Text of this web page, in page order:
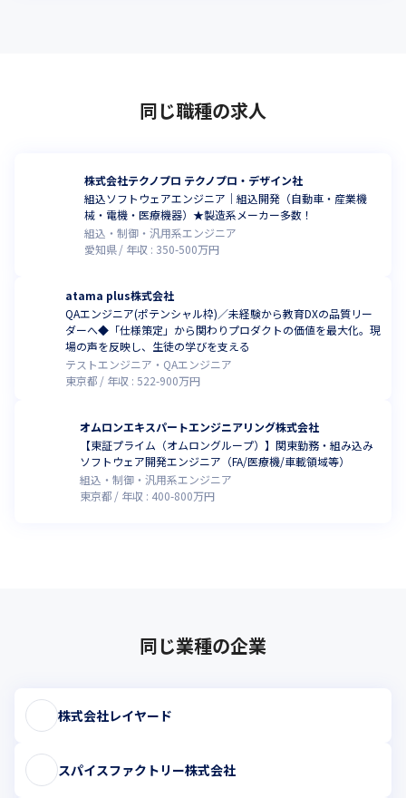
同じ職種の求人
株式会社テクノプロ テクノプロ・デザイン社
組込ソフトウェアエンジニア｜組込開発（自動車・産業機
械・電機・医療機器）★製造系メーカー多数！
組込・制御・汎用系エンジニア
愛知県
年収 : 350-500万円
atama plus株式会社
QAエンジニア(ポテンシャル枠)／未経験から教育DXの品質リー
ダーへ◆「仕様策定」から関わりプロダクトの価値を最大化。現
場の声を反映し、生徒の学びを支える
テストエンジニア・QAエンジニア
東京都
年収 : 522-900万円
オムロンエキスパートエンジニアリング株式会社
【東証プライム（オムロングループ）】関東勤務・組み込み
ソフトウェア開発エンジニア（FA/医療機/車載領域等）
組込・制御・汎用系エンジニア
東京都
年収 : 400-800万円
同じ業種の企業
株式会社レイヤード
スパイスファクトリー株式会社